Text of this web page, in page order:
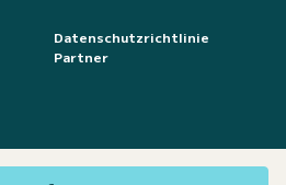
Datenschutzrichtlinie
Partner